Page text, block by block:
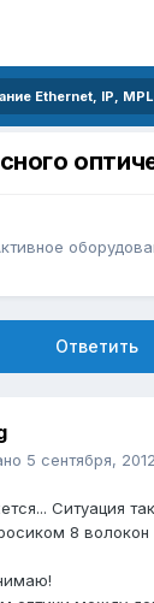
Ответить
5 сентября, 2012
Ситуация
8